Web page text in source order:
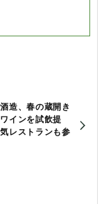
造、春の蔵開き
インを試飲提
レストランも参